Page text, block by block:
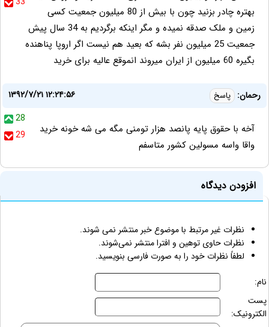
بهتره چادر بزنید چون با بیش از 80 میلیون جمعیت کسی
زمین و ملک صدقه نمیده و مگر اینکه برگردیم به 34 سال پیش
جمعیت 25 میلیون نفر بشه که بعید هم نیست اگر اروپا پناهنده
بگیره 60 میلیون از ایران میروند انموقع عالیه برای خرید
رحمان: پاسخ
۱۳۹۲/۷/۲۱ ۱۲:۲۴:۵۶
28
29
آخه با حقوق پایه پانصد هزار تومنی مگه می شه خونه خرید
واقا واسه مسولین کشور متاسفم
افزودن دیدگاه
نظرات غیر مرتبط با موضوع خبر منتشر نمی شوند.
نظرات حاوی توهین و افترا منتشر نمی‌شوند.
لطفاً نظرات خود را به صورت فارسی بنویسید.
نام:
پست
الکترونیک: